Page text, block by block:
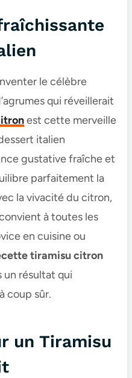
le célèbre
qui réveillerait
est cette merveille
italien
gustative fraîche et
parfaitement la
la vivacité du citron,
à toutes les
en cuisine ou
tiramisu citron
un résultat qui
coup sûr.
un Tiramisu